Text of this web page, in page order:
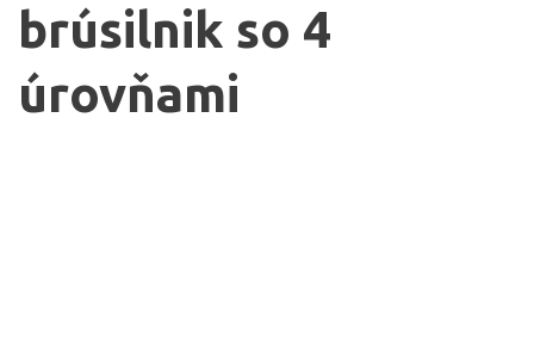
brúsilnik so 4
úrovňami